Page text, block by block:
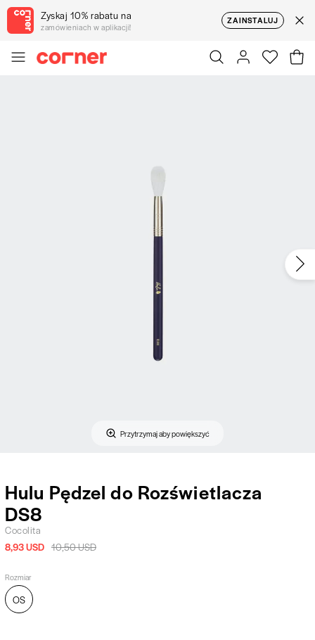
Zyskaj 10% rabatu na
zamówieniach w aplikacji!
ZAINSTALUJ
Przytrzymaj aby powiększyć
Hulu Pędzel do Rozświetlacza
DS8
Cocolita
8,93 USD 10,50 USD
Rozmiar
OS